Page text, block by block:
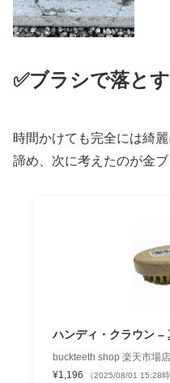
✅ブラシで落とす
時間かけても完全には綺
諦め、次に考えたのが金ブ
ハンディ・クラウン –
buckteeth shop 楽天市場店
¥1,196
（2025/08/01 15:28